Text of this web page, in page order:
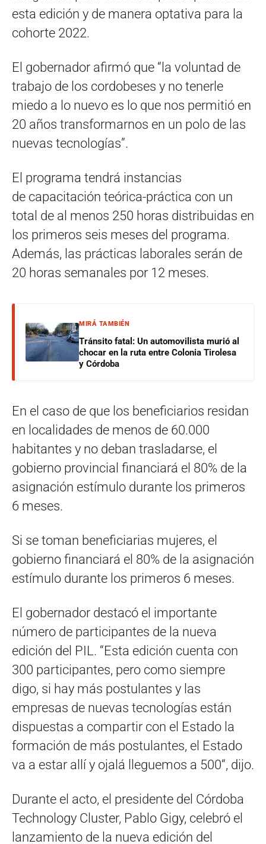
esta edición y de manera optativa para la
cohorte 2022.
El gobernador afirmó que “la voluntad de
trabajo de los cordobeses y no tenerle
miedo a lo nuevo es lo que nos permitió en
20 años transformarnos en un polo de las
nuevas tecnologías”.
El programa tendrá instancias
de capacitación teórica-práctica con un
total de al menos 250 horas distribuidas en
los primeros seis meses del programa.
Además, las prácticas laborales serán de
20 horas semanales por 12 meses.
MIRÁ TAMBIÉN
Tránsito fatal: Un automovilista murió al
chocar en la ruta entre Colonia Tirolesa
y Córdoba
En el caso de que los beneficiarios residan
en localidades de menos de 60.000
habitantes y no deban trasladarse, el
gobierno provincial financiará el 80% de la
asignación estímulo durante los primeros
6 meses.
Si se toman beneficiarias mujeres, el
gobierno financiará el 80% de la asignación
estímulo durante los primeros 6 meses.
El gobernador destacó el importante
número de participantes de la nueva
edición del PIL. “Esta edición cuenta con
300 participantes, pero como siempre
digo, si hay más postulantes y las
empresas de nuevas tecnologías están
dispuestas a compartir con el Estado la
formación de más postulantes, el Estado
va a estar allí y ojalá lleguemos a 500“, dijo.
Durante el acto, el presidente del Córdoba
Technology Cluster, Pablo Gigy, celebró el
lanzamiento de la nueva edición del